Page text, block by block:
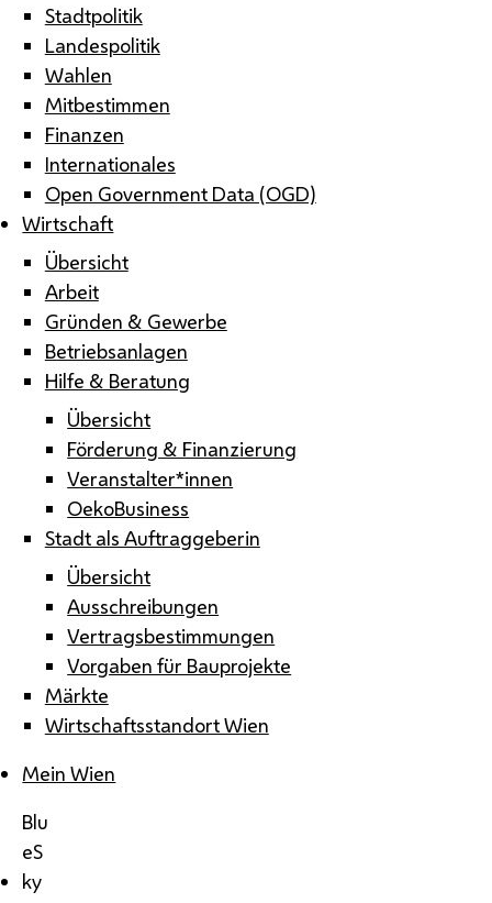
Stadtpolitik
Landespolitik
Wahlen
Mitbestimmen
Finanzen
Internationales
Open Government Data (OGD)
Wirtschaft
Übersicht
Arbeit
Gründen & Gewerbe
Betriebsanlagen
Hilfe & Beratung
Übersicht
Förderung & Finanzierung
Veranstalter*innen
OekoBusiness
Stadt als Auftraggeberin
Übersicht
Ausschreibungen
Vertragsbestimmungen
Vorgaben für Bauprojekte
Märkte
Wirtschaftsstandort Wien
Mein Wien
Blu
eS
ky